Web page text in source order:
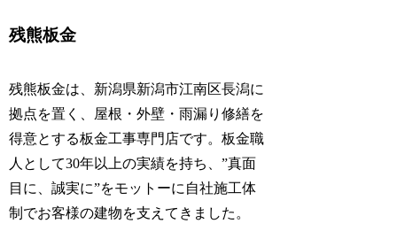
残熊板金
残熊板金は、新潟県新潟市江南区長潟に
拠点を置く、屋根・外壁・雨漏り修繕を
得意とする板金工事専門店です。板金職
人として30年以上の実績を持ち、”真面
目に、誠実に”をモットーに自社施工体
制でお客様の建物を支えてきました。